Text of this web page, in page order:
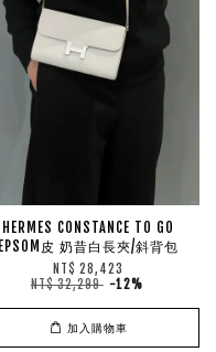
HERMES CONSTANCE TO GO
EPSOM皮 奶昔白長夾/斜背包
NT$ 28,423
NT$ 32,299 -12%
加入購物車